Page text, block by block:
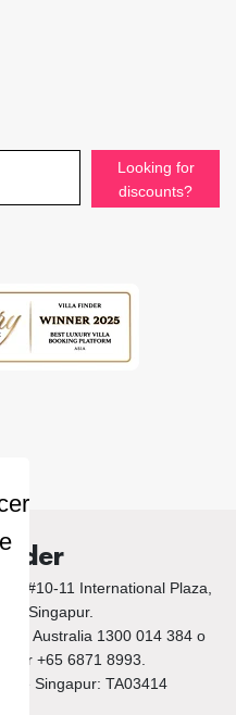
Looking for
discounts?
#10-11 International Plaza,
Singapur.
/ Australia 1300 014 384 o
+65 6871 8993.
de Singapur: TA03414